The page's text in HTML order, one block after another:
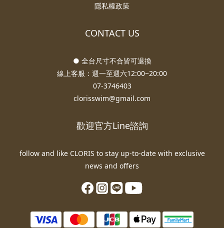
隱私權政策
CONTACT US
● 全台尺寸不合皆可退換
線上客服：週一至週六12:00~20:00
07-3746403
clorisswim@gmail.com
歡迎官方Line諮詢
follow and like CLORIS to stay up-to-date with exclusive
news and offers